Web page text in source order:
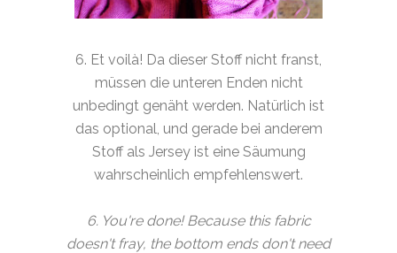
6. Et voilà! Da dieser Stoff nicht franst,
müssen die unteren Enden nicht
unbedingt genäht werden. Natürlich ist
das optional, und gerade bei anderem
Stoff als Jersey ist eine Säumung
wahrscheinlich empfehlenswert.
6. You're done! Because this fabric
doesn't fray, the bottom ends don't need